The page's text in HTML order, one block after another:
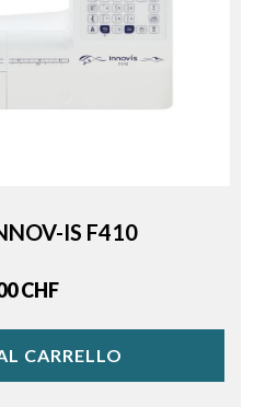
IS F410
CHF
CARRELLO